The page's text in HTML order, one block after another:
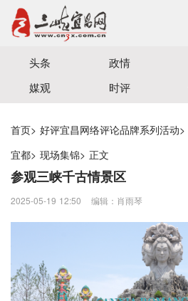
宜昌三峡融媒体中心主办
头条 政情
媒观
时评
首页> 好评宜昌网络评论品牌系列活动>
宜都> 现场集锦> 正文
参观三峡千古情景区
2025-05-19 12:50 编辑：肖雨琴